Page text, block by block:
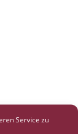
Service zu